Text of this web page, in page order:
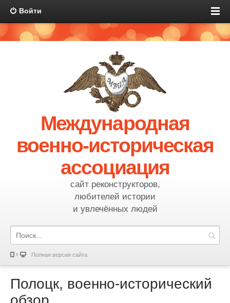
Войти
Международная
военно-историческая
ассоциация
сайт реконструкторов,
любителей истории
и увлечённых людей
Полная версия сайта
Полоцк, военно-исторический